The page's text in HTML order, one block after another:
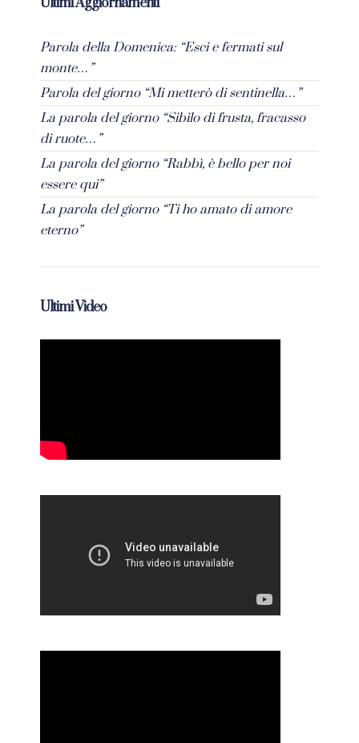
Parola della Domenica: “Esci e fermati sul
monte…”
Parola del giorno “Mi metterò di sentinella…”
La parola del giorno “Sibilo di frusta, fracasso
di ruote…”
La parola del giorno “Rabbì, è bello per noi
essere qui”
La parola del giorno “Ti ho amato di amore
eterno”
Ultimi Video